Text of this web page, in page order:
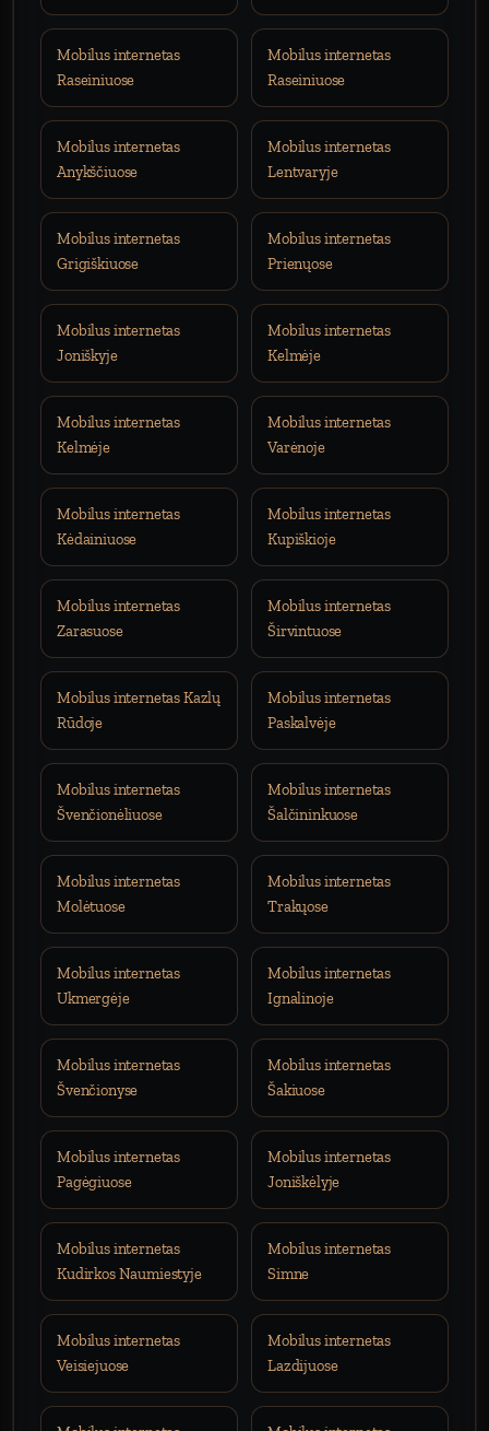
Mobilus internetas
Raseiniuose
Mobilus internetas
Raseiniuose
Mobilus internetas
Anykščiuose
Mobilus internetas
Lentvaryje
Mobilus internetas
Grigiškiuose
Mobilus internetas
Prienųose
Mobilus internetas
Joniškyje
Mobilus internetas
Kelmėje
Mobilus internetas
Kelmėje
Mobilus internetas
Varėnoje
Mobilus internetas
Kėdainiuose
Mobilus internetas
Kupiškioje
Mobilus internetas
Zarasuose
Mobilus internetas
Širvintuose
Mobilus internetas Kazlų
Rūdoje
Mobilus internetas
Paskalvėje
Mobilus internetas
Švenčionėliuose
Mobilus internetas
Šalčininkuose
Mobilus internetas
Molėtuose
Mobilus internetas
Trakųose
Mobilus internetas
Ukmergėje
Mobilus internetas
Ignalinoje
Mobilus internetas
Švenčionyse
Mobilus internetas
Šakiuose
Mobilus internetas
Pagėgiuose
Mobilus internetas
Joniškėlyje
Mobilus internetas
Kudirkos Naumiestyje
Mobilus internetas
Simne
Mobilus internetas
Veisiejuose
Mobilus internetas
Lazdijuose